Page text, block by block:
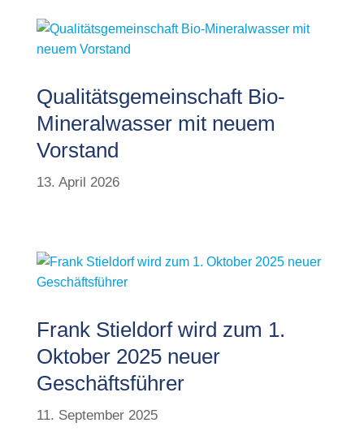
Qualitätsgemeinschaft Bio-
Mineralwasser mit neuem
Vorstand
13. April 2026
Frank Stieldorf wird zum 1.
Oktober 2025 neuer
Geschäftsführer
11. September 2025